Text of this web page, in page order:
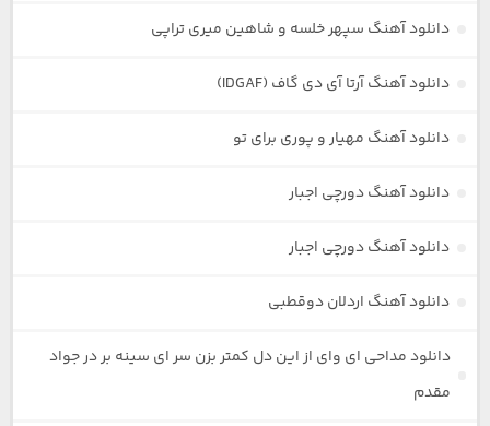
دانلود آهنگ سپهر خلسه و شاهین میری تراپی
دانلود آهنگ آرتا آی دی گاف (IDGAF)
دانلود آهنگ مهیار و پوری برای تو
دانلود آهنگ دورچی اجبار
دانلود آهنگ دورچی اجبار
دانلود آهنگ اردلان دوقطبی
دانلود مداحی ای وای از این دل کمتر بزن سر ای سینه بر در جواد
مقدم